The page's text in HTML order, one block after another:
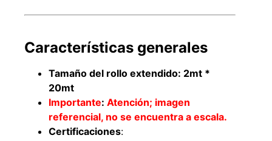
Características generales
Tamaño del rollo extendido: 2mt *
20mt
Importante: Atención; imagen
referencial, no se encuentra a escala.
Certificaciones:
Empaquetadura 3/16"
$803.797
Agregar al carrito